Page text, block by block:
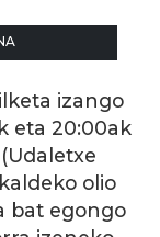
izango
eta 20:00ak
olio
bat egongo